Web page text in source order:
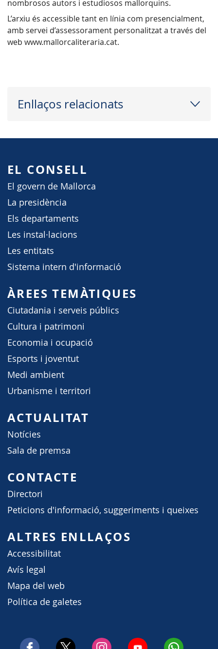
nombrosos autors i estudiosos mallorquins.
L’arxiu és accessible tant en línia com presencialment,
amb servei d’assessorament personalitzat a través del
web www.mallorcaliteraria.cat.
Enllaços relacionats
EL CONSELL
El govern de Mallorca
La presidència
Els departaments
Les instal·lacions
Les entitats
Sistema intern d'informació
ÀREES TEMÀTIQUES
Ciutadania i serveis públics
Cultura i patrimoni
Economia i ocupació
Esports i joventut
Medi ambient
Urbanisme i territori
ACTUALITAT
Notícies
Sala de premsa
CONTACTE
Directori
Peticions d'informació, suggeriments i queixes
ALTRES ENLLAÇOS
Accessibilitat
Avís legal
Mapa del web
Política de galetes